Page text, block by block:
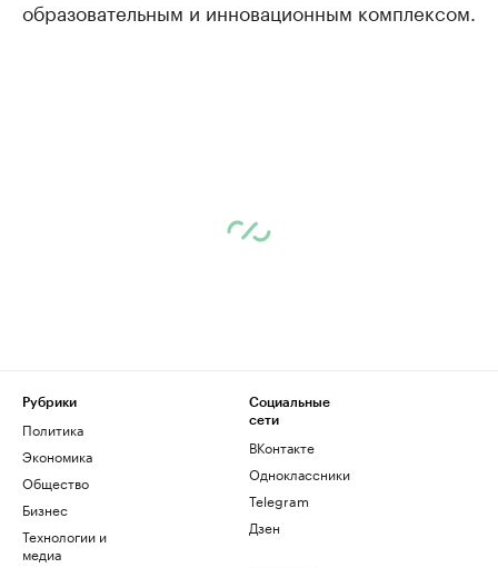
образовательным и инновационным комплексом.
Рубрики
Политика
Экономика
Общество
Бизнес
Технологии и
медиа
Социальные
сети
ВКонтакте
Одноклассники
Telegram
Дзен